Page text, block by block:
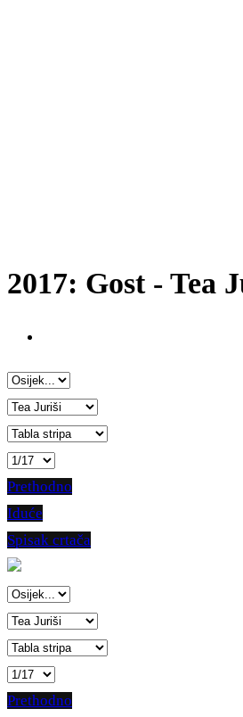
2017: Gost - Tea
Prethodno
Iduće
Spisak crtača
Prethodno